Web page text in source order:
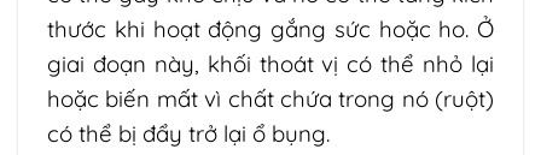
thước khi hoạt động gắng sức hoặc ho. Ở
giai đoạn này, khối thoát vị có thể nhỏ lại
hoặc biến mất vì chất chứa trong nó (ruột)
có thể bị đẩy trở lại ổ bụng.